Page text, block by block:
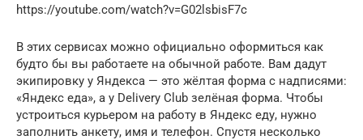
https://youtube.com/watch?v=G02lsbisF7c
В этих сервисах можно официально оформиться как
будто бы вы работаете на обычной работе. Вам дадут
экипировку у Яндекса — это жёлтая форма с надписями:
«Яндекс еда», а у Delivery Club зелёная форма. Чтобы
устроиться курьером на работу в Яндекс еду, нужно
заполнить анкету, имя и телефон. Спустя несколько